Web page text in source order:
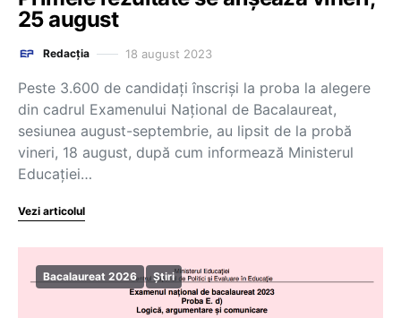
25 august
Redacția 18 august 2023
Peste 3.600 de candidați înscriși la proba la alegere
din cadrul Examenului Național de Bacalaureat,
sesiunea august-septembrie, au lipsit de la probă
vineri, 18 august, după cum informează Ministerul
Educației…
Vezi articolul
Bacalaureat 2026 Știri